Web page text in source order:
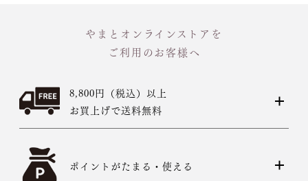
やまとオンラインストアを
ご利用のお客様へ
8,800円（税込）以上
お買上げで送料無料
ポイントがたまる・使える